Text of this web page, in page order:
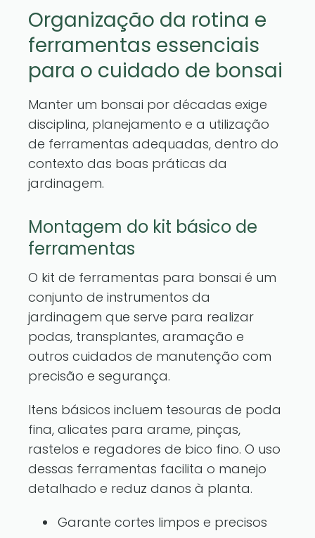
Organização da rotina e
ferramentas essenciais
para o cuidado de bonsai
Manter um bonsai por décadas exige
disciplina, planejamento e a utilização
de ferramentas adequadas, dentro do
contexto das boas práticas da
jardinagem.
Montagem do kit básico de
ferramentas
O kit de ferramentas para bonsai é um
conjunto de instrumentos da
jardinagem que serve para realizar
podas, transplantes, aramação e
outros cuidados de manutenção com
precisão e segurança.
Itens básicos incluem tesouras de poda
fina, alicates para arame, pinças,
rastelos e regadores de bico fino. O uso
dessas ferramentas facilita o manejo
detalhado e reduz danos à planta.
Garante cortes limpos e precisos